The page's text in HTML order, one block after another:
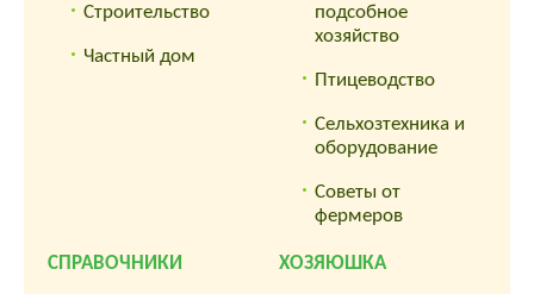
Строительство
Частный дом
подсобное
хозяйство
Птицеводство
Сельхозтехника и
оборудование
Советы от
фермеров
СПРАВОЧНИКИ ХОЗЯЮШКА